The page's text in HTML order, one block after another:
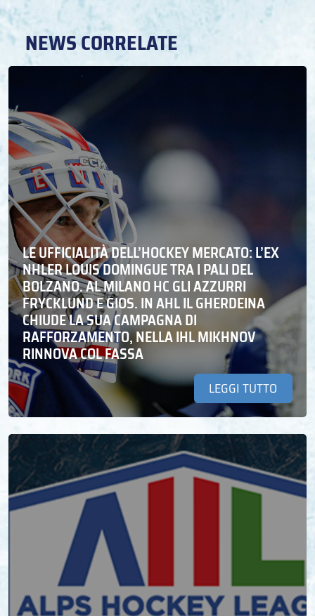
NEWS CORRELATE
LE UFFICIALITÀ DELL’HOCKEY MERCATO: L’EX
NHLER LOUIS DOMINGUE TRA I PALI DEL
BOLZANO. AL MILANO HC GLI AZZURRI
FRYCKLUND E GIOS. IN AHL IL GHERDEINA
CHIUDE LA SUA CAMPAGNA DI
RAFFORZAMENTO, NELLA IHL MIKHNOV
RINNOVA COL FASSA
LEGGI TUTTO